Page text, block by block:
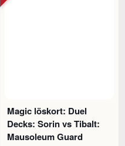
Magic löskort: Duel
Decks: Sorin vs Tibalt:
Mausoleum Guard